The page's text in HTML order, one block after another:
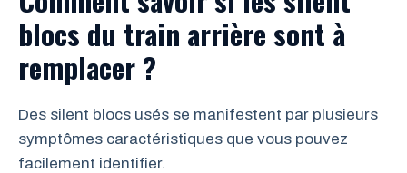
blocs du train arrière sont à
remplacer ?
Des silent blocs usés se manifestent par plusieurs
symptômes caractéristiques que vous pouvez
facilement identifier.